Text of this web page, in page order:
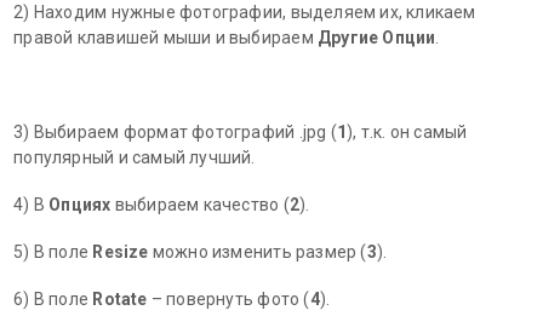
2) Находим нужные фотографии, выделяем их, кликаем
правой клавишей мыши и выбираем Другие Опции
3) Выбираем формат фотографий .jpg (1 ), т.к. он самый
популярный и самый лучший.
4) В Опциях выбираем качество (2).
5) В поле Resize можно изменить размер (3).
6) В поле Rotate – повернуть фото (4).